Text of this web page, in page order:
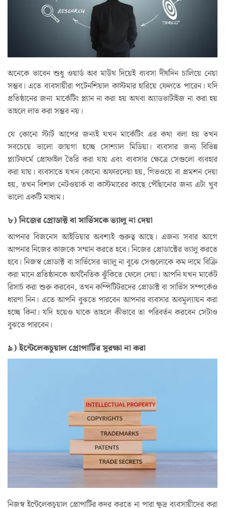
অনেকে ভাবেন শুধু ওয়ার্ড অব মাউথ দিয়েই ব্যবসা দীর্ঘদিন চালিয়ে নেয়া
সম্ভব। এতে ব্যবসায়ীরা পটেনশিয়াল কাস্টমার হারিয়ে ফেলতে পারেন। যদি
প্রতিষ্ঠানের জন্য মার্কেটিং প্ল্যান না করা হয় অথবা অ্যাডভার্টাইজ না করা হয়
তাহলে লাভ করা সম্ভব নয়।
যে কোনো স্টার্ট আপের জন্যই যখন মার্কেটিং এর কথা বলা হয় তখন
সবচেয়ে ভালো জায়গা হচ্ছে সোশ্যাল মিডিয়া। ব্যবসার জন্য বিভিন্ন
প্ল্যাটফর্মে প্রোফাইল তৈরি করা যায় এবং ব্যবসার ক্ষেত্রে সেগুলো ব্যবহার
করা যায়। ব্যবসাতে যখন কোনো অফারদেয়া হয়, গিভওয়ে বা প্রমশন দেয়া
হয়, তখন বিশাল নেটওয়ার্ক বা কাস্টমারের কাছে পৌঁছানোর জন্য এটা খুব
ভালো একটি মাধ্যম।
৮) নিজের প্রোডাক্ট বা সার্ভিসকে ভ্যালু না দেয়া
আপনার বিজনেস আইডিয়ার অবশ্যই গুরুত্ব আছে। এজন্য সবার আগে
আপনার নিজের কাজকে সম্মান করতে হবে। নিজের প্রোডাক্টের ভ্যালু করতে
হবে। নিজস্ব প্রোডাক্ট বা সার্ভিসের ভ্যালু না বুঝে সেগুলোকে কম দামে বিক্রি
করা মানে প্রতিষ্ঠানকে অর্থনৈতিক ঝুঁকিতে ফেলে দেয়া। আপনি যখন মার্কেট
রিসার্চ করা শুরু করবেন, তখন কম্পিটিটরদের প্রোডাক্ট বা সার্ভিস সম্পর্কেও
ধারণা নিন। এতে আপনি বুঝতে পারবেন আপনার ব্যবসার অবমূল্যায়ন করা
হচ্ছে কিনা। যদি হয়েও থাকে তাহলে কীভাবে তা পরিবর্তন করবেন সেটাও
বুঝতে পারবেন।
৯) ইন্টেলেকচুয়াল প্রোপার্টির সুরক্ষা না করা
নিজস্ব ইন্টেলেকচুয়াল প্রোপার্টির কদর করতে না পারা ক্ষুদ্র ব্যবসায়ীদের করা